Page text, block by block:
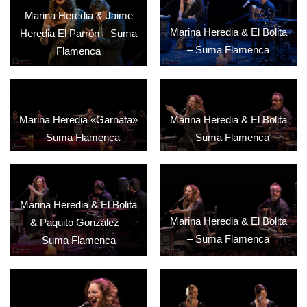
Marina Heredia & Jaime
Heredia El Parrón – Suma
Flamenca
Marina Heredia & El Bolita
– Suma Flamenca
Marina Heredia «Garnata»
– Suma Flamenca
Marina Heredia & El Bolita
– Suma Flamenca
Marina Heredia & El Bolita
& Paquito González –
Suma Flamenca
Marina Heredia & El Bolita
– Suma Flamenca